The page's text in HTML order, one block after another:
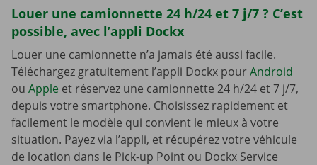
Louer une camionnette 24 h/24 et 7 j/7 ? C’est
possible, avec l’appli Dockx
Louer une camionnette n’a jamais été aussi facile.
Téléchargez gratuitement l’appli Dockx pourAndroid
ou Apple et réservez une camionnette 24 h/24 et 7 j/7,
depuis votre smartphone. Choisissez rapidement et
facilement le modèle qui convient le mieux à votre
situation. Payez via l’appli, et récupérez votre véhicule
de location dans le Pick-up Point ou Dockx Service